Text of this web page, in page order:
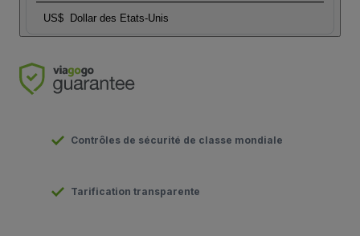
US$ Dollar des Etats-Unis
Contrôles de sécurité de classe mondiale
Tarification transparente